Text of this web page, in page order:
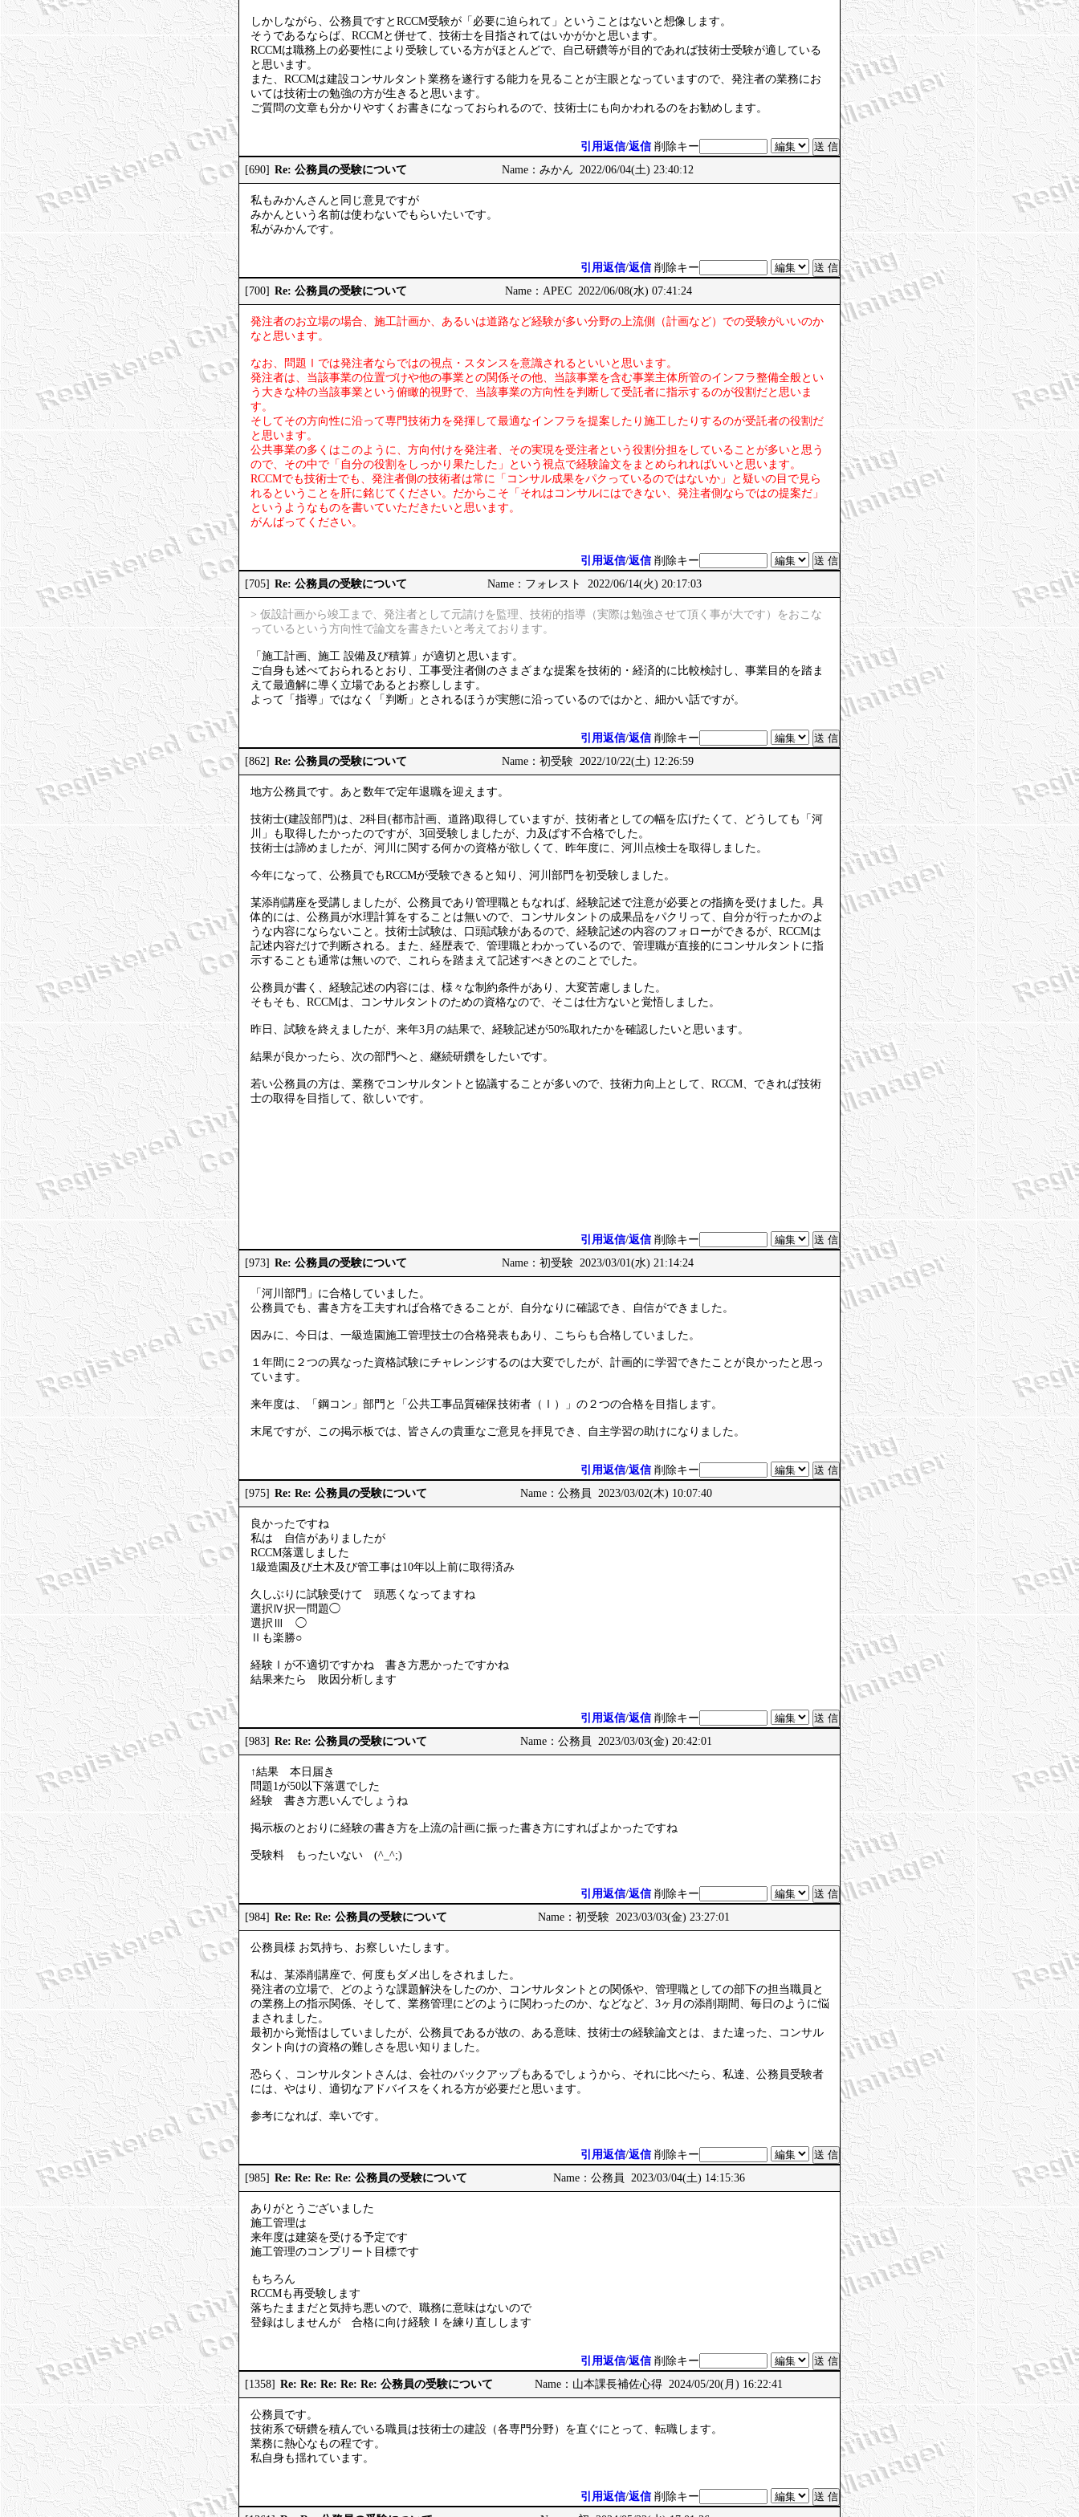
しかしながら、公務員ですとRCCM受験が「必要に迫られて」ということはないと想像します。
そうであるならば、RCCMと併せて、技術士を目指されてはいかがかと思います。
RCCMは職務上の必要性により受験している方がほとんどで、自己研鑽等が目的であれば技術士受験が適している
と思います。
また、RCCMは建設コンサルタント業務を遂行する能力を見ることが主眼となっていますので、発注者の業務にお
いては技術士の勉強の方が生きると思います。
ご質問の文章も分かりやすくお書きになっておられるので、技術士にも向かわれるのをお勧めします。
引用返信/返信 削除キー
[690] Re: 公務員の受験について Name：みかん 2022/06/04(土) 23:40:12
私もみかんさんと同じ意見ですが
みかんという名前は使わないでもらいたいです。
私がみかんです。
引用返信/返信 削除キー
[700] Re: 公務員の受験について Name：APEC 2022/06/08(水) 07:41:24
発注者のお立場の場合、施工計画か、あるいは道路など経験が多い分野の上流側（計画など）での受験がいいのか
なと思います。
なお、問題Ⅰでは発注者ならではの視点・スタンスを意識されるといいと思います。
発注者は、当該事業の位置づけや他の事業との関係その他、当該事業を含む事業主体所管のインフラ整備全般とい
う大きな枠の当該事業という俯瞰的視野で、当該事業の方向性を判断して受託者に指示するのが役割だと思いま
す。
そしてその方向性に沿って専門技術力を発揮して最適なインフラを提案したり施工したりするのが受託者の役割だ
と思います。
公共事業の多くはこのように、方向付けを発注者、その実現を受注者という役割分担をしていることが多いと思う
ので、その中で「自分の役割をしっかり果たした」という視点で経験論文をまとめられればいいと思います。
RCCMでも技術士でも、発注者側の技術者は常に「コンサル成果をパクっているのではないか」と疑いの目で見ら
れるということを肝に銘じてください。だからこそ「それはコンサルにはできない、発注者側ならではの提案だ」
というようなものを書いていただきたいと思います。
がんばってください。
引用返信/返信 削除キー
[705] Re: 公務員の受験について Name：フォレスト 2022/06/14(火) 20:17:03
> 仮設計画から竣工まで、発注者として元請けを監理、技術的指導（実際は勉強させて頂く事が大です）をおこな
っているという方向性で論文を書きたいと考えております。
「施工計画、施工 設備及び積算」が適切と思います。
ご自身も述べておられるとおり、工事受注者側のさまざまな提案を技術的・経済的に比較検討し、事業目的を踏ま
えて最適解に導く立場であるとお察しします。
よって「指導」ではなく「判断」とされるほうが実態に沿っているのではかと、細かい話ですが。
引用返信/返信 削除キー
[862] Re: 公務員の受験について Name：初受験 2022/10/22(土) 12:26:59
地方公務員です。あと数年で定年退職を迎えます。
技術士(建設部門)は、2科目(都市計画、道路)取得していますが、技術者としての幅を広げたくて、どうしても「河
川」も取得したかったのですが、3回受験しましたが、力及ばす不合格でした。
技術士は諦めましたが、河川に関する何かの資格が欲しくて、昨年度に、河川点検士を取得しました。
今年になって、公務員でもRCCMが受験できると知り、河川部門を初受験しました。
某添削講座を受講しましたが、公務員であり管理職ともなれば、経験記述で注意が必要との指摘を受けました。具
体的には、公務員が水理計算をすることは無いので、コンサルタントの成果品をパクリって、自分が行ったかのよ
うな内容にならないこと。技術士試験は、口頭試験があるので、経験記述の内容のフォローができるが、RCCMは
記述内容だけで判断される。また、経歴表で、管理職とわかっているので、管理職が直接的にコンサルタントに指
示することも通常は無いので、これらを踏まえて記述すべきとのことでした。
公務員が書く、経験記述の内容には、様々な制約条件があり、大変苦慮しました。
そもそも、RCCMは、コンサルタントのための資格なので、そこは仕方ないと覚悟しました。
昨日、試験を終えましたが、来年3月の結果で、経験記述が50%取れたかを確認したいと思います。
結果が良かったら、次の部門へと、継続研鑽をしたいです。
若い公務員の方は、業務でコンサルタントと協議することが多いので、技術力向上として、RCCM、できれば技術
士の取得を目指して、欲しいです。
引用返信/返信 削除キー
[973] Re: 公務員の受験について Name：初受験 2023/03/01(水) 21:14:24
「河川部門」に合格していました。
公務員でも、書き方を工夫すれば合格できることが、自分なりに確認でき、自信ができました。
因みに、今日は、一級造園施工管理技士の合格発表もあり、こちらも合格していました。
１年間に２つの異なった資格試験にチャレンジするのは大変でしたが、計画的に学習できたことが良かったと思っ
ています。
来年度は、「鋼コン」部門と「公共工事品質確保技術者（Ⅰ）」の２つの合格を目指します。
末尾ですが、この掲示板では、皆さんの貴重なご意見を拝見でき、自主学習の助けになりました。
引用返信/返信 削除キー
[975] Re: Re: 公務員の受験について Name：公務員 2023/03/02(木) 10:07:40
良かったですね
私は 自信がありましたが
RCCM落選しました
1級造園及び土木及び管工事は10年以上前に取得済み
久しぶりに試験受けて 頭悪くなってますね
選択Ⅳ択一問題◯
選択Ⅲ ◯
Ⅱも楽勝○
経験Ⅰが不適切ですかね 書き方悪かったですかね
結果来たら 敗因分析します
引用返信/返信 削除キー
[983] Re: Re: 公務員の受験について Name：公務員 2023/03/03(金) 20:42:01
↑結果 本日届き
問題1が50以下落選でした
経験 書き方悪いんでしょうね
掲示板のとおりに経験の書き方を上流の計画に振った書き方にすればよかったですね
受験料 もったいない (^_^;)
引用返信/返信 削除キー
[984] Re: Re: Re: 公務員の受験について Name：初受験 2023/03/03(金) 23:27:01
公務員様 お気持ち、お察しいたします。
私は、某添削講座で、何度もダメ出しをされました。
発注者の立場で、どのような課題解決をしたのか、コンサルタントとの関係や、管理職としての部下の担当職員と
の業務上の指示関係、そして、業務管理にどのように関わったのか、などなど、3ヶ月の添削期間、毎日のように悩
まされました。
最初から覚悟はしていましたが、公務員であるが故の、ある意味、技術士の経験論文とは、また違った、コンサル
タント向けの資格の難しさを思い知りました。
恐らく、コンサルタントさんは、会社のバックアップもあるでしょうから、それに比べたら、私達、公務員受験者
には、やはり、適切なアドバイスをくれる方が必要だと思います。
参考になれば、幸いです。
引用返信/返信 削除キー
[985] Re: Re: Re: Re: 公務員の受験について Name：公務員 2023/03/04(土) 14:15:36
ありがとうございました
施工管理は
来年度は建築を受ける予定です
施工管理のコンプリート目標です
もちろん
RCCMも再受験します
落ちたままだと気持ち悪いので、職務に意味はないので
登録はしませんが 合格に向け経験Ⅰを練り直しします
引用返信/返信 削除キー
[1358] Re: Re: Re: Re: Re: 公務員の受験について Name：山本課長補佐心得 2024/05/20(月) 16:22:41
公務員です。
技術系で研鑽を積んでいる職員は技術士の建設（各専門分野）を直ぐにとって、転職します。
業務に熱心なもの程です。
私自身も揺れています。
引用返信/返信 削除キー